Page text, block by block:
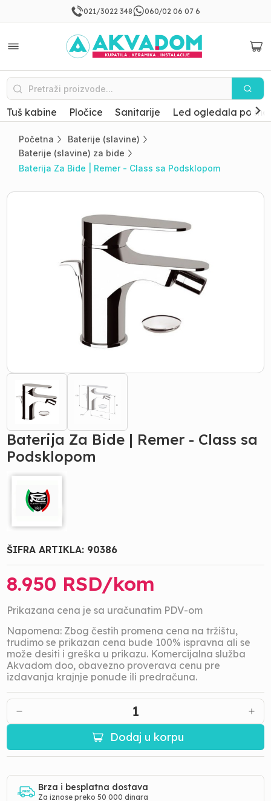
021/3022 348 060/02 06 07 6
Tuš kabine Pločice Sanitarije Led ogledala po
Početna
Baterije (slavine)
Baterije (slavine) za bide
Baterija Za Bide | Remer - Class sa Podsklopom
Baterija Za Bide | Remer - Class sa
Podsklopom
ŠIFRA ARTIKLA: 90386
8.950 RSD/kom
Prikazana cena je sa uračunatim PDV-om
Napomena: Zbog čestih promena cena na tržištu,
trudimo se prikazan cena bude 100% ispravna ali se
može desiti i greška u prikazu. Komercijalna služba
Akvadom doo, obavezno proverava cenu pre
izdavanja krajnje ponude ili predračuna.
1
Dodaj u korpu
Brza i besplatna dostava
Za iznose preko 50 000 dinara